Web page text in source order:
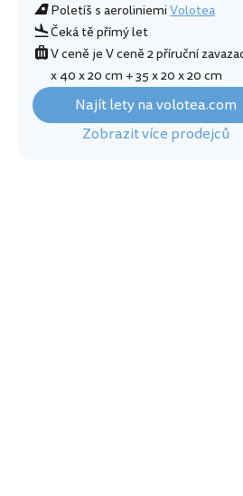
Poletíš s aeroliniemiVolotea
Čeká tě přímý let
V ceně je V ceně 2 příruční
x 40 x 20 cm + 35 x 20 x 20 cm
Najít lety na volotea.com
Zobrazit více prodejců